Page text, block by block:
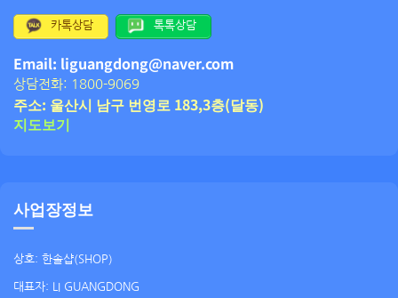
카톡상담 톡톡상담
Email: liguangdong@naver.com
상담전화: 1800-9069
주소: 울산시 남구 번영로 183,3층(달동)
지도보기
사업장정보
상호: 한솔샵(SHOP)
대표자: LI GUANGDONG